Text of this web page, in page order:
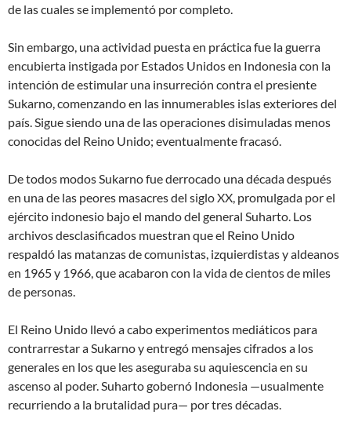
de las cuales se implementó por completo.
Sin embargo, una actividad puesta en práctica fue la guerra
encubierta instigada por Estados Unidos en Indonesia con la
intención de estimular una insurreción contra el presiente
Sukarno, comenzando en las innumerables islas exteriores del
país. Sigue siendo una de las operaciones disimuladas menos
conocidas del Reino Unido; eventualmente fracasó.
De todos modos Sukarno fue derrocado una década después
en una de las peores masacres del siglo XX, promulgada por el
ejército indonesio bajo el mando del general Suharto. Los
archivos desclasificados muestran que el Reino Unido
respaldó las matanzas de comunistas, izquierdistas y aldeanos
en 1965 y 1966, que acabaron con la vida de cientos de miles
de personas.
El Reino Unido llevó a cabo experimentos mediáticos para
contrarrestar a Sukarno y entregó mensajes cifrados a los
generales en los que les aseguraba su aquiescencia en su
ascenso al poder. Suharto gobernó Indonesia —usualmente
recurriendo a la brutalidad pura— por tres décadas.